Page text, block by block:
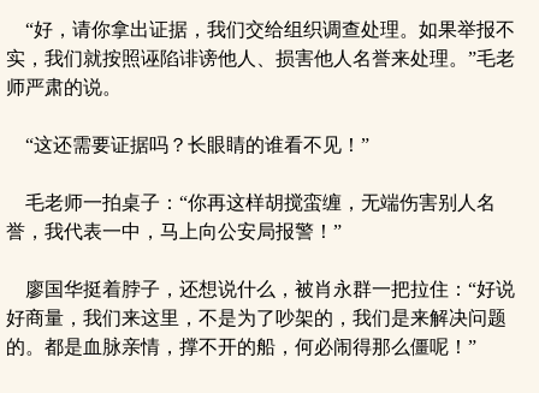
“好，请你拿出证据，我们交给组织调查处理。如果举报不
实，我们就按照诬陷诽谤他人、损害他人名誉来处理。”毛老
师严肃的说。
“这还需要证据吗？长眼睛的谁看不见！”
毛老师一拍桌子：“你再这样胡搅蛮缠，无端伤害别人名
誉，我代表一中，马上向公安局报警！”
廖国华挺着脖子，还想说什么，被肖永群一把拉住：“好说
好商量，我们来这里，不是为了吵架的，我们是来解决问题
的。都是血脉亲情，撑不开的船，何必闹得那么僵呢！”